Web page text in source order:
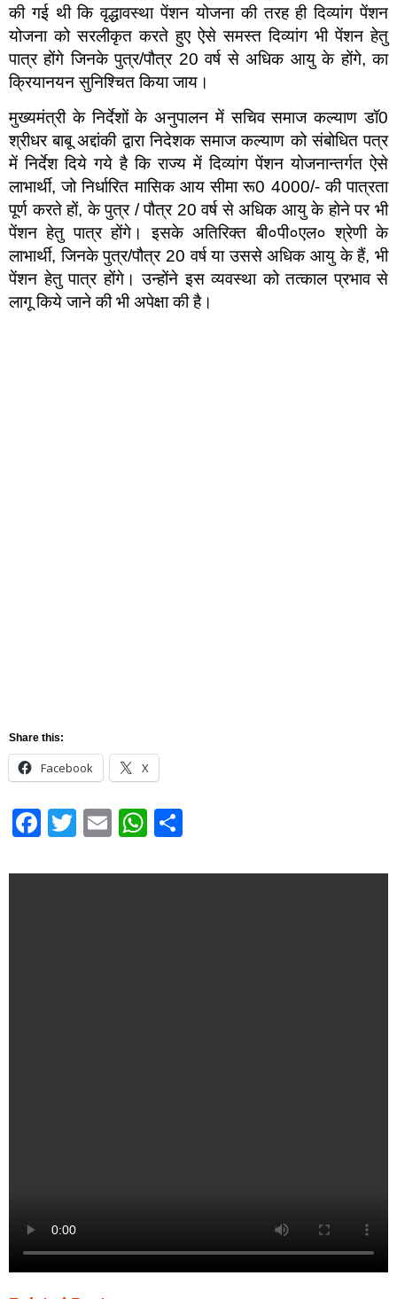
की गई थी कि वृद्धावस्था पेंशन योजना की तरह ही दिव्यांग पेंशन
योजना को सरलीकृत करते हुए ऐसे समस्त दिव्यांग भी पेंशन हेतु
पात्र होंगे जिनके पुत्र/पौत्र 20 वर्ष से अधिक आयु के होंगे, का
क्रियानयन सुनिश्चित किया जाय।
मुख्यमंत्री के निर्देशों के अनुपालन में सचिव समाज कल्याण डॉ0
श्रीधर बाबू अद्दांकी द्वारा निदेशक समाज कल्याण को संबोधित पत्र
में निर्देश दिये गये है कि राज्य में दिव्यांग पेंशन योजनान्तर्गत ऐसे
लाभार्थी, जो निर्धारित मासिक आय सीमा रू0 4000/- की पात्रता
पूर्ण करते हों, के पुत्र / पौत्र 20 वर्ष से अधिक आयु के होने पर भी
पेंशन हेतु पात्र होंगे। इसके अतिरिक्त बी०पी०एल० श्रेणी के
लाभार्थी, जिनके पुत्र/पौत्र 20 वर्ष या उससे अधिक आयु के हैं, भी
पेंशन हेतु पात्र होंगे। उन्होंने इस व्यवस्था को तत्काल प्रभाव से
लागू किये जाने की भी अपेक्षा की है।
Share this:
Facebook X
Facebook
Twitter
EmailWhatsApp